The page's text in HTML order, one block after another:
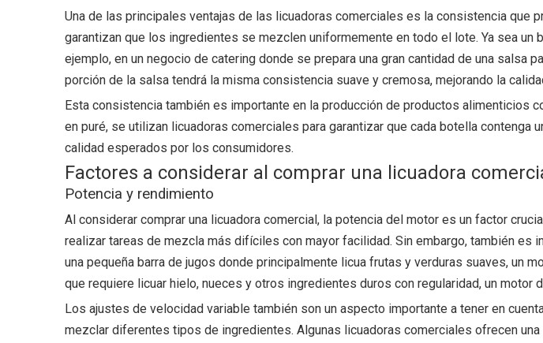
Una de las principales ventajas de las licuadoras comerciales es la consistencia
garantizan que los ingredientes se mezclen uniformemente en todo el lote. Ya sea un
ejemplo, en un negocio de catering donde se prepara una gran cantidad de una salsa
porción de la salsa tendrá la misma consistencia suave y cremosa, mejorando la
Esta consistencia también es importante en la producción de productos alimenticios
en puré, se utilizan licuadoras comerciales para garantizar que cada botella
calidad esperados por los consumidores.
Factores a considerar al comprar una licuadora
Potencia y rendimiento
Al considerar comprar una licuadora comercial, la potencia del motor es un factor
realizar tareas de mezcla más difíciles con mayor facilidad. Sin embargo, también
una pequeña barra de jugos donde principalmente licua frutas y verduras suaves, un
que requiere licuar hielo, nueces y otros ingredientes duros con regularidad, un motor
Los ajustes de velocidad variable también son un aspecto importante a tener en
mezclar diferentes tipos de ingredientes. Algunas licuadoras comerciales ofrecen